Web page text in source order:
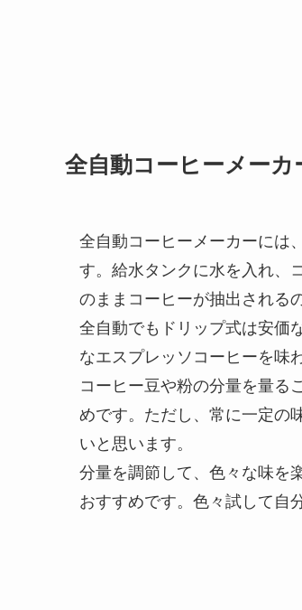
全自動コーヒーメーカ
全自動コーヒーメーカーには
す。給水タンクに水を入れ、
のままコーヒーが抽出される
全自動でもドリップ式は安価
なエスプレッソコーヒーを味
コーヒー豆や粉の分量を量る
めです。ただし、常に一定の
いと思います。
分量を調節して、色々な味を
おすすめです。色々試して自